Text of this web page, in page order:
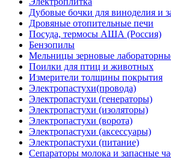
Дубовые бочки для виноделия и
Дровяные отопительные печи
Посуда, термосы АША (Россия)
Бензопилы
Мельницы зерновые
Поилки для птиц и животных
Измерители толщины покрытия
Электропастухи(провода)
Электропастухи (генераторы)
Электропастухи (изоляторы)
Электропастухи (ворота)
Электропастухи (аксессуары)
Электропастухи (питание)
Сепараторы молока и запасные